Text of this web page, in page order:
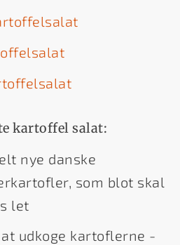
kartoffel salat:
nye danske
som blot skal
let
at udkoge kartoflerne -